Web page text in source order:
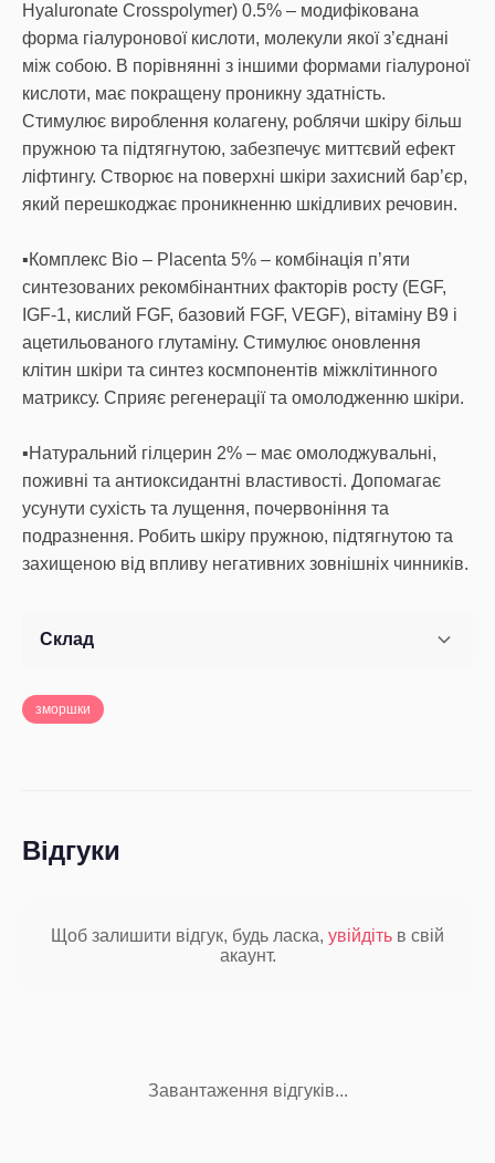
Hyaluronate Crosspolymer) 0.5% – модифікована
форма гіалуронової кислоти, молекули якої з’єднані
між собою. В порівнянні з іншими формами гіалуроної
кислоти, має покращену проникну здатність.
Стимулює вироблення колагену, роблячи шкіру більш
пружною та підтягнутою, забезпечує миттєвий ефект
ліфтингу. Створює на поверхні шкіри захисний бар’єр,
який перешкоджає проникненню шкідливих речовин.
▪️Комплекс Bio – Placenta 5% – комбінація п’яти
синтезованих рекомбінантних факторів росту (EGF,
IGF-1, кислий FGF, базовий FGF, VEGF), вітаміну B9 і
ацетильованого глутаміну. Стимулює оновлення
клітин шкіри та синтез космпонентів міжклітинного
матриксу. Сприяє регенерації та омолодженню шкіри.
▪️Натуральний гілцерин 2% – має омолоджувальні,
поживні та антиоксидантні властивості. Допомагає
усунути сухість та лущення, почервоніння та
подразнення. Робить шкіру пружною, підтягнутою та
захищеною від впливу негативних зовнішніх чинників.
Склад
зморшки
Відгуки
Щоб залишити відгук, будь ласка, увійдіть в свій
акаунт.
Завантаження відгуків...